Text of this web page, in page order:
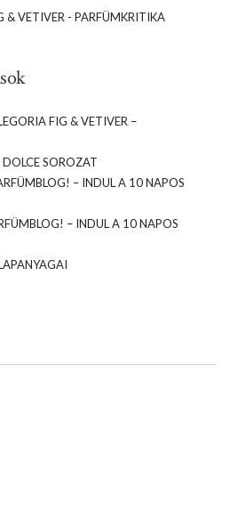
VETIVER - PARFÜMKRITIKA
FIG & VETIVER –
SOROZAT
– INDUL A 10 NAPOS
– INDUL A 10 NAPOS